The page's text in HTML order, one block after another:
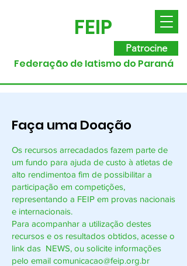
FEIP
Patrocine
Federação de Iatismo do Paraná
Faça uma Doação
Os recursos arrecadados fazem parte de
um fundo para ajuda de custo à atletas de
alto rendimentoa fim de possibilitar a
participação em competições,
representando a FEIP em provas nacionais
e internacionais.
Para acompanhar a utilização destes
recursos e os resultados obtidos, acesse o
link das NEWS, ou solicite informações
pelo email comunicacao@feip.org.br